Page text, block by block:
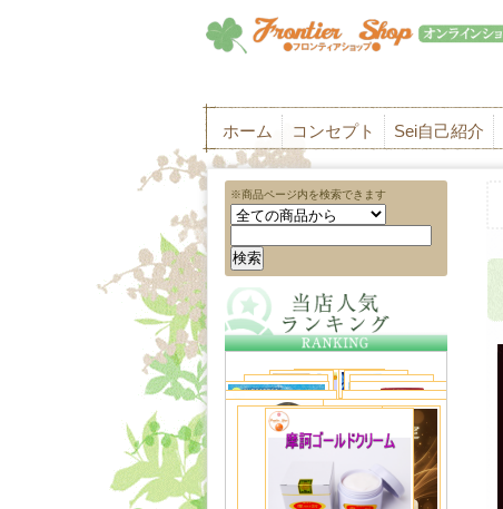
ホーム コンセプト Sei自己紹介
※商品ページ内を検索できます